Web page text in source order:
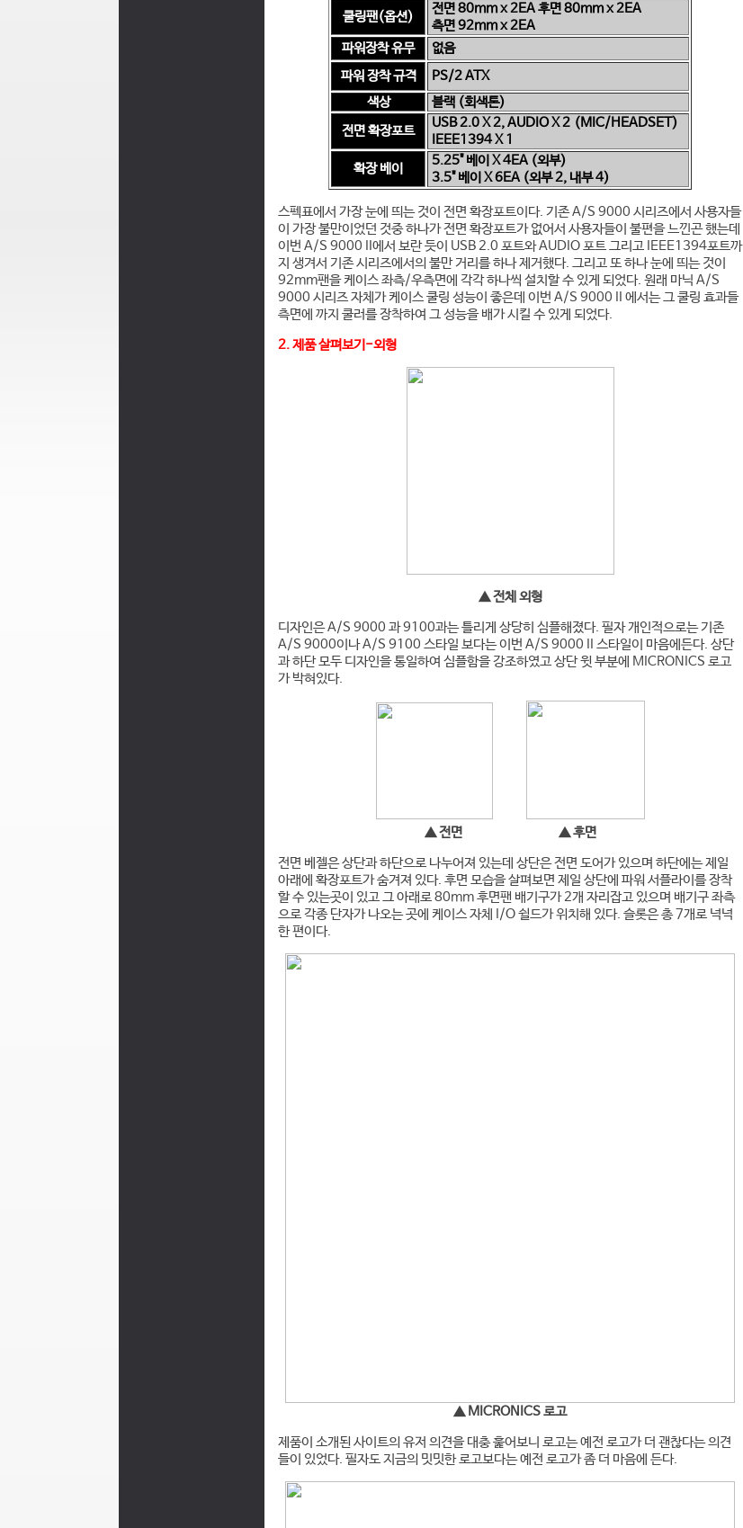
쿨링팬(옵션)
전면 80mmx 2EA 후면 80mm x 2EA
측면 92mm x 2EA
파워장착 유무
없음
파워 장착 규격
PS/2 ATX
색상
블랙 (회색톤)
전면 확장포트
USB 2.0 X 2, AUDIO X 2 (MIC/HEADSET)
IEEE1394 X 1
확장 베이
5.25" 베이 X 4EA (외부)
3.5" 베이 X 6EA (외부 2, 내부 4)
스펙표에서 가장 눈에 띄는 것이 전면 확장포트이다. 기존 A/S 9000 시리즈에서 사용자들
이 가장 불만이었던 것중 하나가 전면 확장포트가 없어서 사용자들이 불편을 느낀곤 했는데
이번 A/S 9000 II에서 보란 듯이 USB 2.0 포트와 AUDIO 포트 그리고 IEEE1394포트까
지 생겨서 기존 시리즈에서의 불만 거리를 하나 제거했다. 그리고 또 하나 눈에 띄는 것이
92mm팬을 케이스 좌측/우측면에 각각 하나씩 설치할 수 있게 되었다. 원래 마닉 A/S
9000 시리즈 자체가 케이스 쿨링 성능이 좋은데 이번 A/S 9000 II 에서는 그 쿨링 효과들
측면에 까지 쿨러를 장착하여 그 성능을 배가 시킬 수 있게 되었다.
2. 제품 살펴보기-외형
▲ 전체 외형
디자인은 A/S 9000 과 9100과는 틀리게 상당히 심플해졌다. 필자 개인적으로는 기존
A/S 9000이나 A/S 9100 스타일 보다는 이번 A/S 9000 II 스타일이 마음에든다. 상단
과 하단 모두 디자인을 통일하여 심플함을 강조하였고 상단 윗 부분에 MICRONICS 로고
가 박혀있다.
▲ 전면 ▲ 후면
전면 베젤은 상단과 하단으로 나누어져 있는데 상단은 전면 도어가 있으며 하단에는 제일
아래에 확장포트가 숨겨져 있다. 후면 모습을 살펴보면 제일 상단에 파워 서플라이를 장착
할 수 있는곳이 있고 그 아래로 80mm 후면팬 배기구가 2개 자리잡고 있으며 배기구 좌측
으로 각종 단자가 나오는 곳에 케이스 자체 I/O 쉴드가 위치해 있다. 슬롯은 총 7개로 넉넉
한 편이다.
▲ MICRONICS 로고
제품이 소개된 사이트의 유저 의견을 대충 훑어보니 로고는 예전 로고가 더 괜찮다는 의견
들이 있었다. 필자도 지금의 밋밋한 로고보다는 예전 로고가 좀 더 마음에 든다.